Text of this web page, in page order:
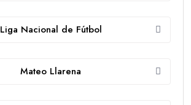
Liga Nacional de Fútbol
Mateo Llarena